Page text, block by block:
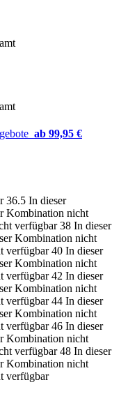
ab 99,95 €
36.5 In dieser
Kombination nicht
verfügbar 38 In dieser
Kombination nicht
verfügbar 40 In dieser
Kombination nicht
verfügbar 42 In dieser
Kombination nicht
verfügbar 44 In dieser
Kombination nicht
verfügbar 46 In dieser
Kombination nicht
verfügbar 48 In dieser
Kombination nicht
verfügbar